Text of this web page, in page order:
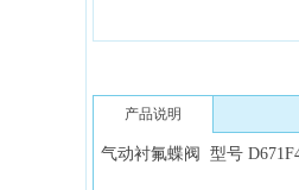
产品说明
气动衬氟蝶阀 型号